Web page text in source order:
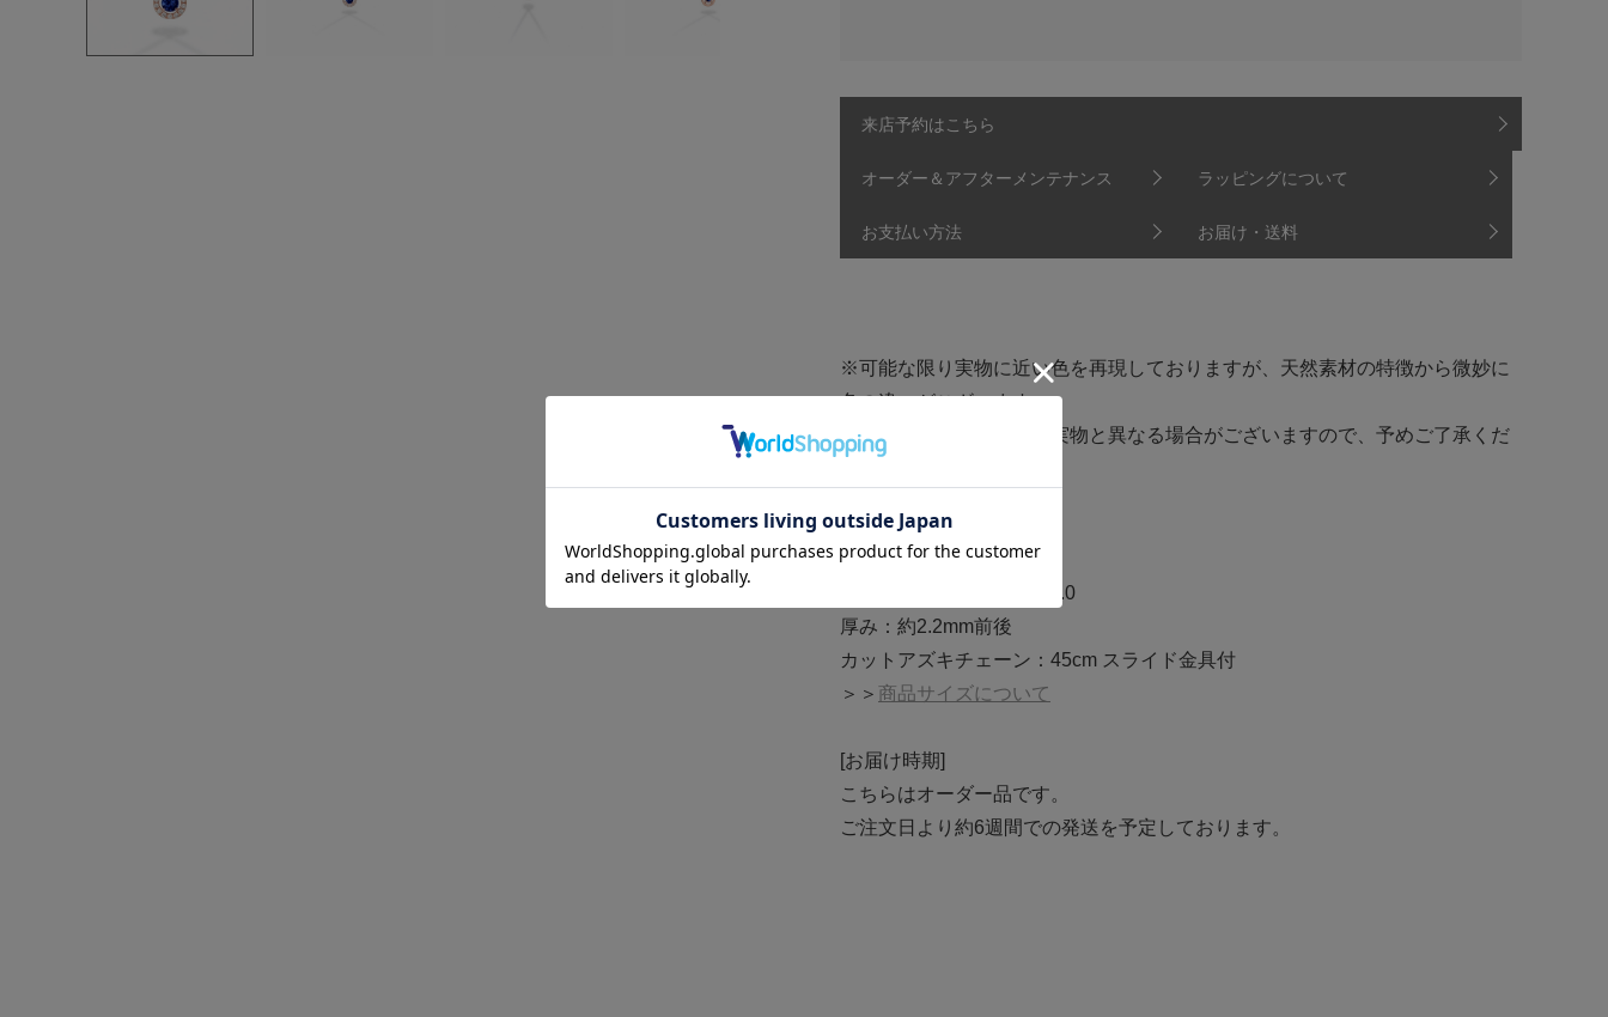
来店予約はこちら
オーダー＆アフターメンテナンス ラッピングについて
お支払い方法 お届け・送料
※可能な限り実物に近い色を再現しておりますが、天然素材の特徴から微妙に
色の違いがございます。
カラーストーンの色味は実物と異なる場合がございますので、予めご了承くだ
[商品サイズ]
ペンダントトップ：7.0×7.0
厚み：約2.2mm前後
カットアズキチェーン：45cm スライド金具付
＞＞ 商品サイズについて
[お届け時期]
こちらはオーダー品です。
ご注文日より約6週間での発送を予定しております。